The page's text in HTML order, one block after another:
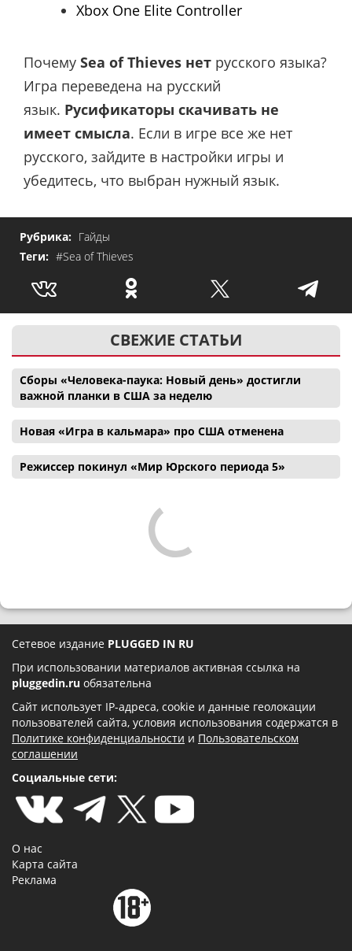
Xbox One Elite Controller
Почему Sea of Thieves нет русского языка?
Игра переведена на русский
язык. Русификаторы скачивать не
имеет смысла. Если в игре все же нет
русского, зайдите в настройки игры и
убедитесь, что выбран нужный язык.
Рубрика: Гайды
Теги: #Sea of Thieves
СВЕЖИЕ СТАТЬИ
Сборы «Человека-паука: Новый день» достигли
важной планки в США за неделю
Новая «Игра в кальмара» про США отменена
Режиссер покинул «Мир Юрского периода 5»
Сетевое издание PLUGGED IN RU
При использовании материалов активная ссылка на
pluggedin.ru обязательна
Сайт использует IP-адреса, cookie и данные геолокации
пользователей сайта, условия использования содержатся в
Политике конфиденциальности и Пользовательском
соглашении
Социальные сети:
О нас
Карта сайта
Реклама